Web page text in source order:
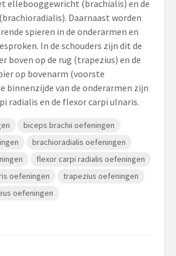
ellebooggewricht (brachialis) en de
Daarnaast worden
spieren in de onderarmen en
In de schouders zijn dit de
boven op de rug (trapezius) en de
op bovenarm (voorste
binnenzijde van de onderarmen zijn
radialis en de flexor carpi ulnaris.
biceps brachii oefeningen
brachioradialis oefeningen
flexor carpi radialis oefeningen
oefeningen
trapezius oefeningen
oefeningen